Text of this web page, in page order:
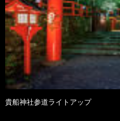
貴船神社参道ライトアップ